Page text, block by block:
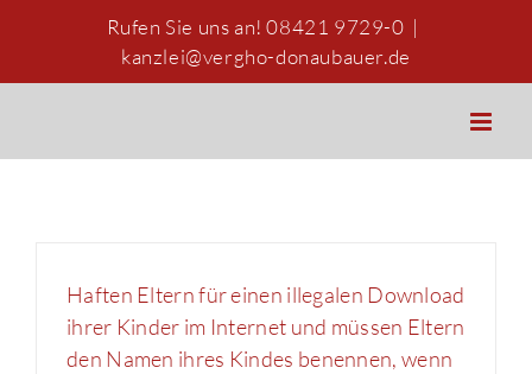
springen
Rufen Sie uns an! 08421 9729-0 |
kanzlei@vergho-donaubauer.de
Haften Eltern für einen illegalen Download
ihrer Kinder im Internet und müssen Eltern
den Namen ihres Kindes benennen, wenn